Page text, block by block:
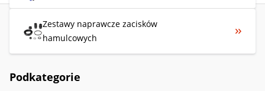
Zestawy naprawcze zacisków
hamulcowych
Podkategorie